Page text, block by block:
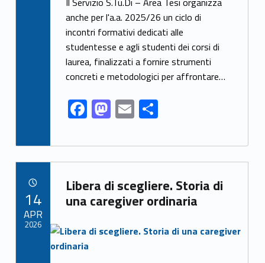
e
b
o
o
k
to
d
o
n
ai
l
ar
e
anche per l'a.a. 2025/26 un ciclo di
incontri formativi dedicati alle
studentesse e agli studenti dei corsi di
laurea, finalizzati a fornire strumenti
concreti e metodologici per affrontare…
F
ac
e
b
o
o
k
M
as
to
d
o
n
E
m
ai
l
S
ar
e
Link identifier archive #link-archive-29863
Libera di scegliere. Storia di
una caregiver ordinaria
Link identifier archive #link-archive-thumb-soap-10542
14
APR
2026